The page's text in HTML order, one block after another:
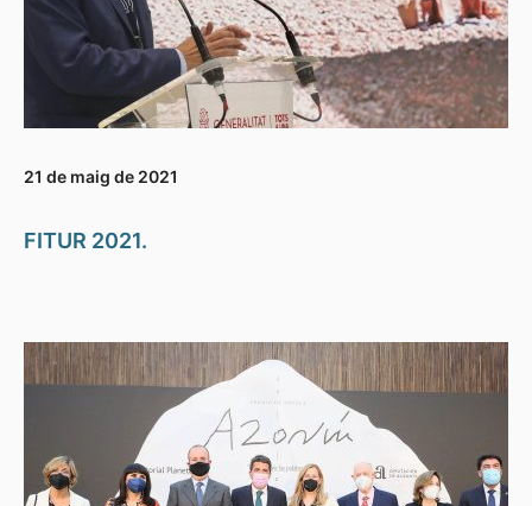
21 de maig de 2021
FITUR 2021.